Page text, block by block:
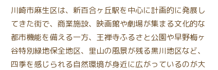
川崎市麻生区は、新百合ヶ丘駅を中心に計画的に発展し
てきた街で、商業施設、映画館や劇場が集まる文化的な
都市機能を備える一方、王禅寺ふるさと公園や早野梅ヶ
谷特別緑地保全地区、里山の風景が残る黒川地区など、
四季を感じられる自然環境が身近に広がっているのが大